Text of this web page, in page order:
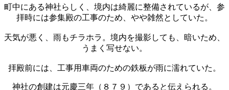
町中にある神社らしく、境内は綺麗に整備されているが、参
拝時には参集殿の工事のため、やや雑然としていた。
天気が悪く、雨もチラホラ。境内を撮影しても、暗いため、
うまく写せない。
拝殿前には、工事用車両のための鉄板が雨に濡れていた。
神社の創建は元慶三年（８７９）であると伝えられる。